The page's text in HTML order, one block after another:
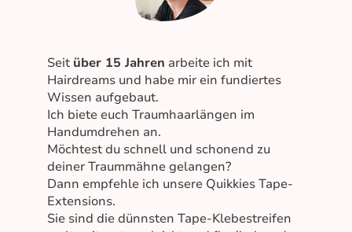
Seit über 15 Jahren arbeite ich mit
Hairdreams und habe mir ein fundiertes
Wissen aufgebaut.
Ich biete euch Traumhaarlängen im
Handumdrehen an.
Möchtest du schnell und schonend zu
deiner Traummähne gelangen?
Dann empfehle ich unsere Quikkies Tape-
Extensions.
Sie sind die dünnsten Tape-Klebestreifen